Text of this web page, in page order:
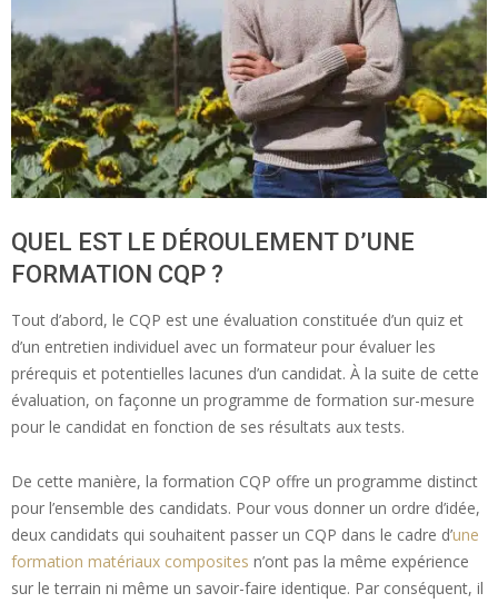
QUEL EST LE DÉROULEMENT D’UNE
FORMATION CQP ?
Tout d’abord, le CQP est une évaluation constituée d’un quiz et
d’un entretien individuel avec un formateur pour évaluer les
prérequis et potentielles lacunes d’un candidat. À la suite de cette
évaluation, on façonne un programme de formation sur-mesure
pour le candidat en fonction de ses résultats aux tests.
De cette manière, la formation CQP offre un programme distinct
pour l’ensemble des candidats. Pour vous donner un ordre d’idée,
deux candidats qui souhaitent passer un CQP dans le cadre d’une
formation matériaux composites n’ont pas la même expérience
sur le terrain ni même un savoir-faire identique. Par conséquent, il